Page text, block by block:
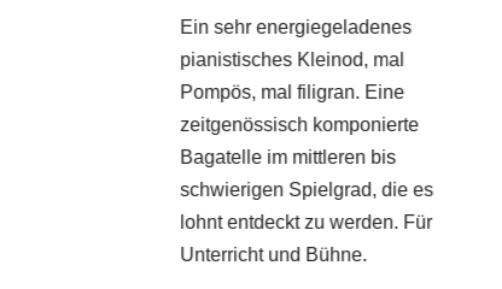
Ein sehr energiegeladenes
pianistisches Kleinod, mal
Pompös, mal filigran. Eine
zeitgenössisch komponierte
Bagatelle im mittleren bis
schwierigen Spielgrad, die es
lohnt entdeckt zu werden. Für
Unterricht und Bühne.